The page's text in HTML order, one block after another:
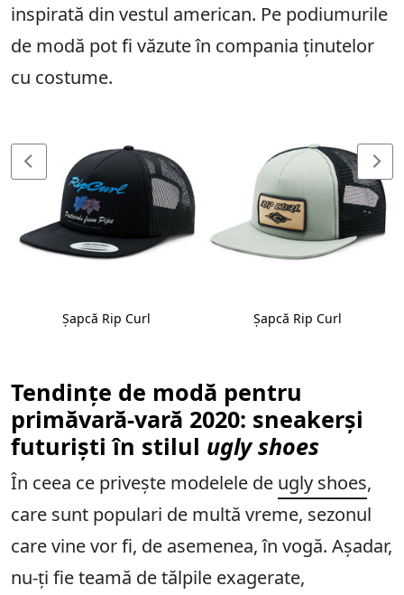
inspirată din vestul american. Pe podiumurile
de modă pot fi văzute în compania ținutelor
cu costume.
Șapcă Rip Curl Șapcă Rip Curl
Tendințe de modă pentru
primăvară-vară 2020: sneakerși
futuriști în stilul ugly shoes
În ceea ce privește modelele de ugly shoes,
care sunt populari de multă vreme, sezonul
care vine vor fi, de asemenea, în vogă. Așadar,
nu-ți fie teamă de tălpile exagerate,